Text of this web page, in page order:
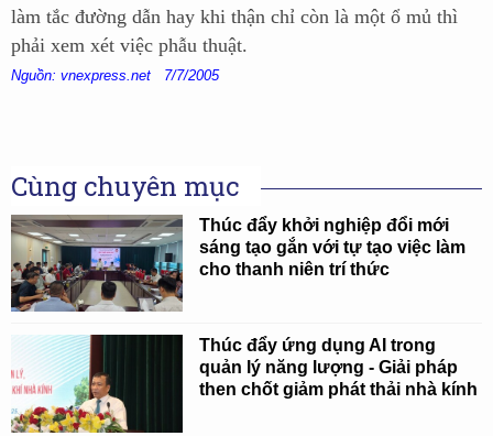
làm tắc đường dẫn hay khi thận chỉ còn là một ổ mủ thì
phải xem xét việc phẫu thuật.
Nguồn: vnexpress.net 7/7/2005
Cùng chuyên mục
Thúc đẩy khởi nghiệp đổi mới
sáng tạo gắn với tự tạo việc làm
cho thanh niên trí thức
Thúc đẩy ứng dụng AI trong
quản lý năng lượng - Giải pháp
then chốt giảm phát thải nhà kính